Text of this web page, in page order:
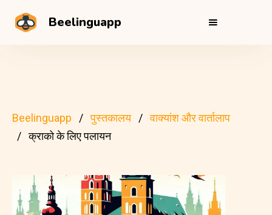
Beelinguapp
Beelinguapp पुस्तकालय
वाक्यांश और वार्तालाप
क्राको के लिए पलायन